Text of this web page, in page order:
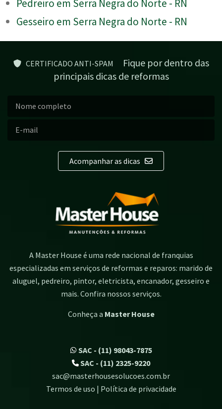
Pedreiro em Serra Negra do Norte - RN
Gesseiro em Serra Negra do Norte - RN
CERTIFICADO ANTI-SPAM
Fique por dentro das
principais dicas de reformas
Acompanhar as dicas
A Master House é uma rede nacional de franquias
especializadas em serviços de reformas e reparos: marido de
aluguel, pedreiro, pintor, eletricista, encanador, gesseiro e
mais. Confira nossos serviços.
Conheça a Master House
SAC - (11) 98043-7875
SAC - (11) 2325-9220
sac@masterhousesolucoes.com.br
Termos de uso | Política de privacidade